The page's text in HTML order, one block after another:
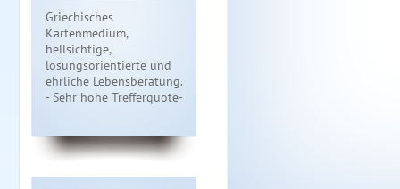
Griechisches
Kartenmedium,
hellsichtige,
lösungsorientierte und
ehrliche Lebensberatung.-
- Sehr hohe Trefferquote--.